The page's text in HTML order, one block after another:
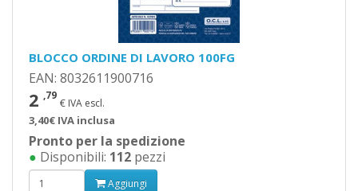
BLOCCO ORDINE DI LAVORO 100FG
EAN: 8032611900716
2 ,79
€ IVA escl.
3,40€ IVA inclusa
Pronto per la spedizione
● Disponibili: 112 pezzi
Aggiungi